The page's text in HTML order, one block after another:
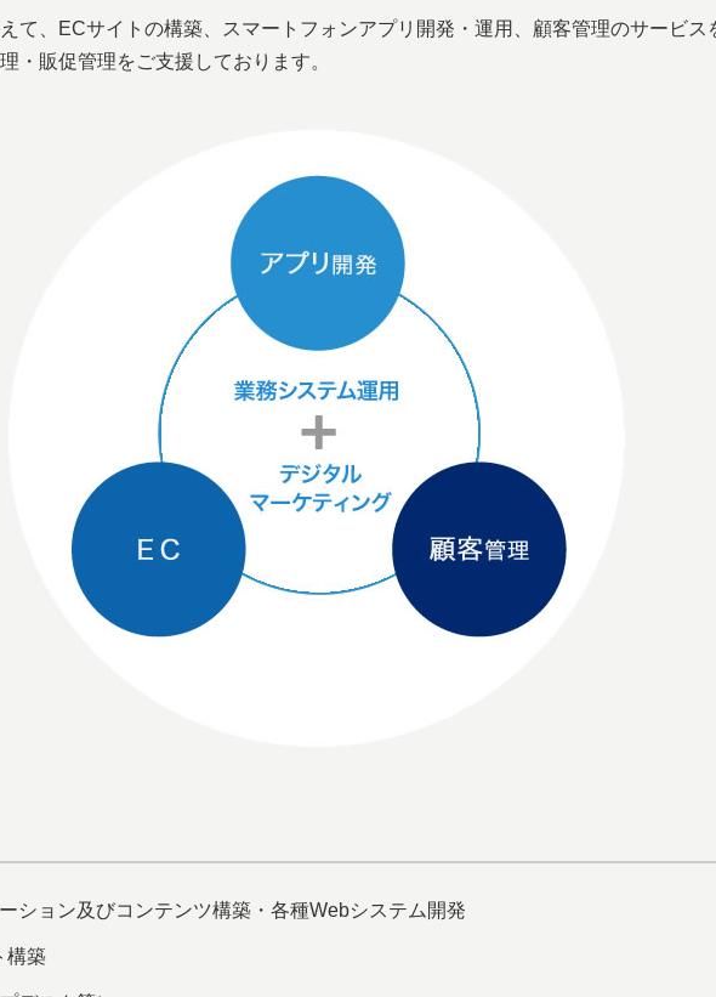
て、ECサイトの構築、スマートフォンアプリ開発・運用、顧客管理のサービス
・販促管理をご支援しております。
ション及びコンテンツ構築 ・各種Webシステム開発
構築